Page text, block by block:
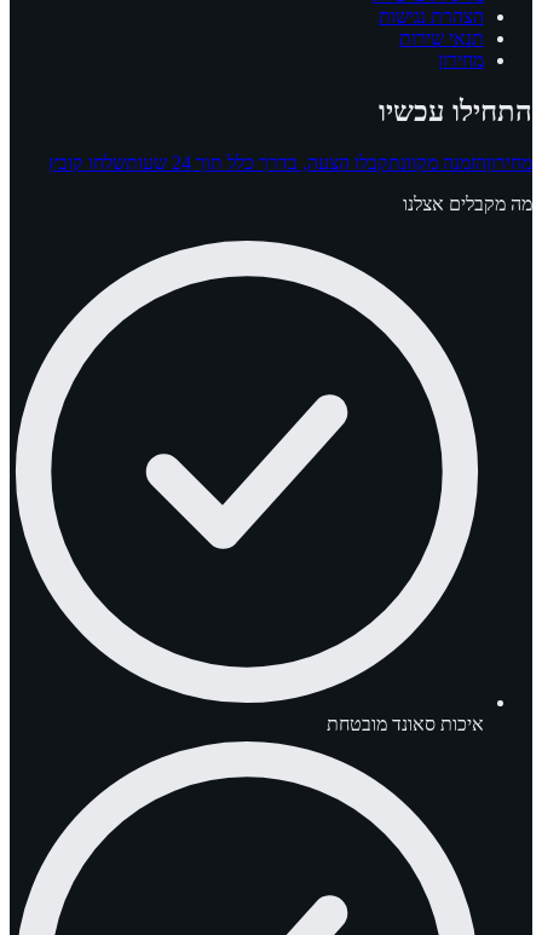
הצהרת נגישות
תנאי שירות
מחירון
התחילו עכשיו
מחירוןהזמנה מקוונתקבלו הצעה, בדרך כלל תוך 24 שעות
שלחו קובץ
מה מקבלים אצלנו
איכות סאונד מובטחת